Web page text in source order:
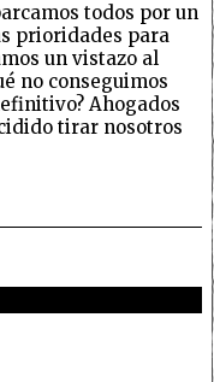
todos por un
prioridades para
un vistazo al
no conseguimos
Ahogados
tirar nosotros